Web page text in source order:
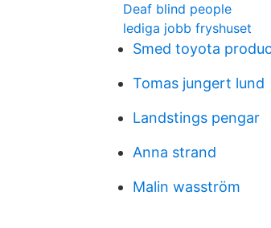
Deaf blind people
lediga jobb fryshuset
Smed toyota
Tomas jungert lund
Landstings pengar
Anna strand
Malin wasström